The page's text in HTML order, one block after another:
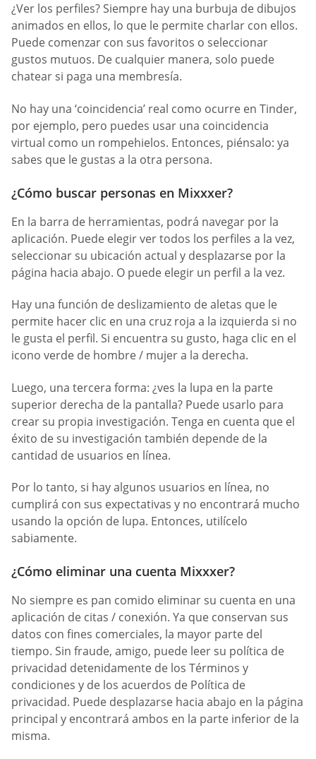
¿Ver los perfiles? Siempre hay una burbuja de dibujos
animados en ellos, lo que le permite charlar con ellos.
Puede comenzar con sus favoritos o seleccionar
gustos mutuos. De cualquier manera, solo puede
chatear si paga una membresía.
No hay una ‘coincidencia’ real como ocurre en Tinder,
por ejemplo, pero puedes usar una coincidencia
virtual como un rompehielos. Entonces, piénsalo: ya
sabes que le gustas a la otra persona.
¿Cómo buscar personas en Mixxxer?
En la barra de herramientas, podrá navegar por la
aplicación. Puede elegir ver todos los perfiles a la vez,
seleccionar su ubicación actual y desplazarse por la
página hacia abajo. O puede elegir un perfil a la vez.
Hay una función de deslizamiento de aletas que le
permite hacer clic en una cruz roja a la izquierda si no
le gusta el perfil. Si encuentra su gusto, haga clic en el
icono verde de hombre / mujer a la derecha.
Luego, una tercera forma: ¿ves la lupa en la parte
superior derecha de la pantalla? Puede usarlo para
crear su propia investigación. Tenga en cuenta que el
éxito de su investigación también depende de la
cantidad de usuarios en línea.
Por lo tanto, si hay algunos usuarios en línea, no
cumplirá con sus expectativas y no encontrará mucho
usando la opción de lupa. Entonces, utilícelo
sabiamente.
¿Cómo eliminar una cuenta Mixxxer?
No siempre es pan comido eliminar su cuenta en una
aplicación de citas / conexión. Ya que conservan sus
datos con fines comerciales, la mayor parte del
tiempo. Sin fraude, amigo, puede leer su política de
privacidad detenidamente de los Términos y
condiciones y de los acuerdos de Política de
privacidad. Puede desplazarse hacia abajo en la página
principal y encontrará ambos en la parte inferior de la
misma.